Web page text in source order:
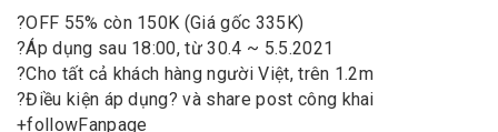
?OFF 55% còn 150K (Giá gốc 335K)
?Áp dụng sau 18:00, từ 30.4 ~ 5.5.2021
?Cho tất cả khách hàng người Việt, trên 1.2m
?Điều kiện áp dụng? và share post công khai
+followFanpage